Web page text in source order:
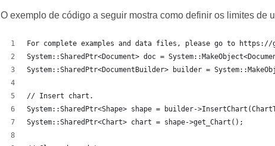
O exemplo de código a seguir mostra como definir os limites de
For complete examples and data files, please go to https://
System::SharedPtr<Document> doc =
System::SharedPtr<DocumentBuilder> builder =
// Insert chart.
System::SharedPtr<Shape> shape = builder-
System::SharedPtr<Chart> chart = shape->get_Chart();